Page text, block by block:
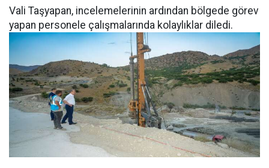
Vali Taşyapan, incelemelerinin ardından bölgede görev
yapan personele çalışmalarında kolaylıklar diledi.